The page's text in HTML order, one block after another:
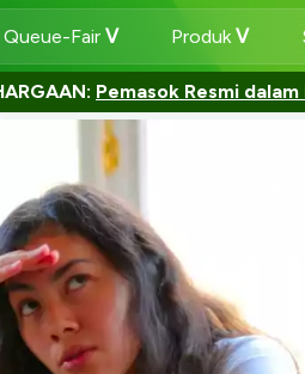
Fair Produk
Pemasok Resmi